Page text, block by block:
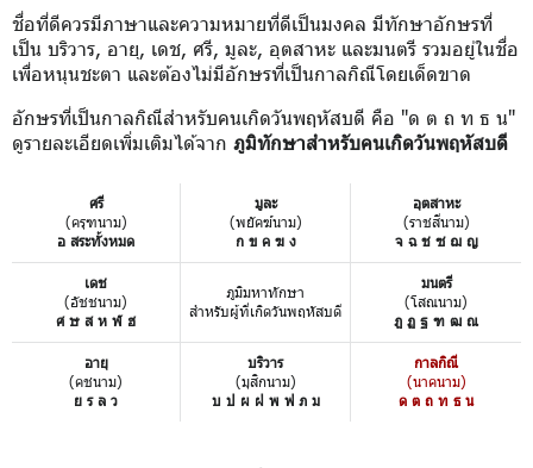
ชื่อที่ดีควรมีภาษาและความหมายที่ดีเป็นมงคล มีทักษาอักษรที่
เป็น บริวาร, อายุ, เดช, ศรี, มูละ, อุตสาหะ และมนตรี รวมอยู่ในชื่อ
เพื่อหนุนชะตา และต้องไม่มีอักษรที่เป็นกาลกิณีโดยเด็ดขาด
อักษรที่เป็นกาลกิณีสำหรับคนเกิดวันพฤหัสบดี คือ "ด ต ถ ท ธ น"
ดูรายละเอียดเพิ่มเติมได้จาก ภูมิทักษาสำหรับคนเกิดวันพฤหัสบดี
ศรี
(ครุฑนาม)
อ สระทั้งหมด
มูละ
(พยัคฆ์นาม)
ก ข ค ฆ ง
อุตสาหะ
(ราชสีนาม)
จ ฉ ช ซ ฌ ญ
เดช
(อัชชนาม)
ศ ษ ส ห ฬ ฮ
ภูมิมหาทักษา
สำหรับผู้ที่เกิดวันพฤหัสบดี
มนตรี
(โสณนาม)
ฎ ฏ ฐ ฑ ฒ ณ
อายุ
(คชนาม)
ย ร ล ว
บริวาร
(มุสิกนาม)
บ ป ผ ฝ พ ฟ ภ ม
กาลกิณี
(นาคนาม)
ด ต ถ ท ธ น